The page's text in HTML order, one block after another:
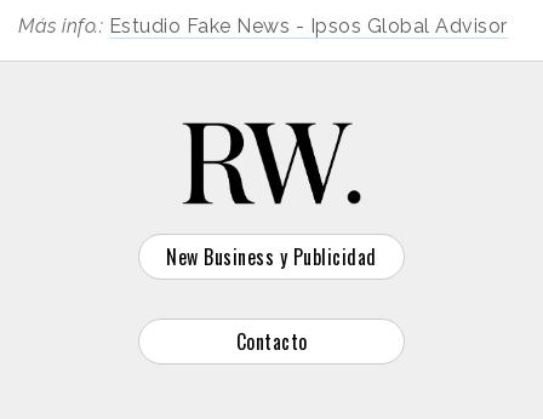
Más info.: Estudio Fake News - Ipsos Global Advisor
New Business y Publicidad
Contacto